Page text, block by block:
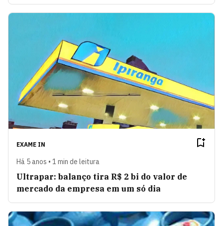
EXAME IN
Há 5 anos • 1 min de leitura
Ultrapar: balanço tira R$ 2 bi do valor de
mercado da empresa em um só dia